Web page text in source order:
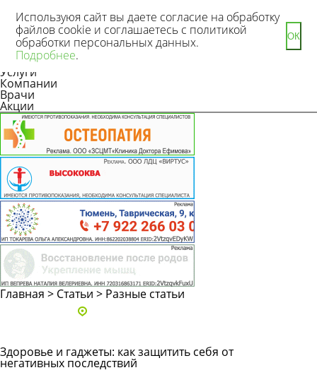
Новости
Статьи
Услуги
Компании
Врачи
Акции
Главная > Статьи > Разные статьи
Здоровье и гаджеты: как защитить себя от
негативных последствий
Используюя сайт вы даете согласие на обработку
файлов cookie и соглашаетесь с политикой
обработки персональных данных.
Подробнее.
ОК